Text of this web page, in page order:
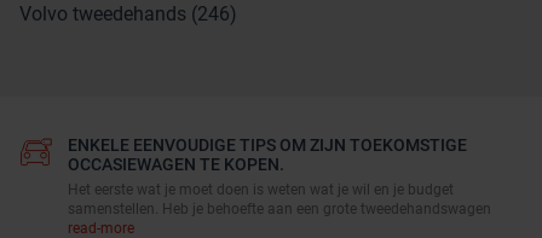
Volvo tweedehands (246)
ENKELE EENVOUDIGE TIPS OM ZIJN TOEKOMSTIGE
OCCASIEWAGEN TE KOPEN.
Het eerste wat je moet doen is weten wat je wil en je budget
samenstellen. Heb je behoefte aan een grote tweedehandswagen
read-more